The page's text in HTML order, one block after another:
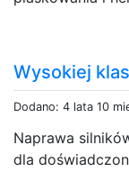
Wysokiej
Dodano: 4 lata 10
Naprawa
dla